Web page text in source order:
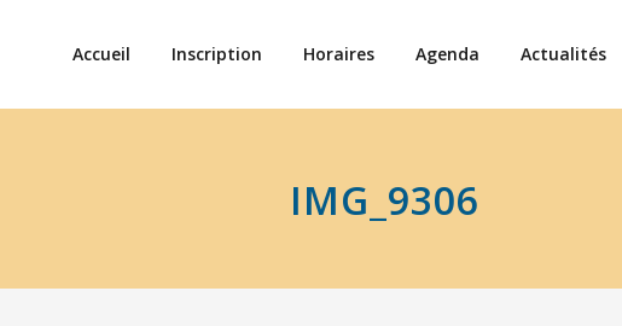
Accueil Inscription Horaires Agenda Actualités
IMG_9306